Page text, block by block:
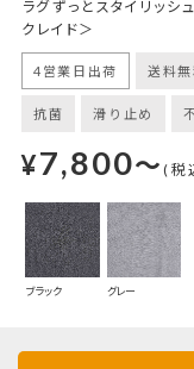
ラグ ずっとスタイリッシ
クレイド＞
4営業日出荷 送料無
抗菌 滑り止め
¥7,800～(税
ブラック グレー